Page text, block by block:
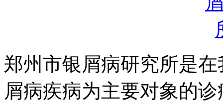
郑州市银屑病研究所是
屑病疾病为主要对象的